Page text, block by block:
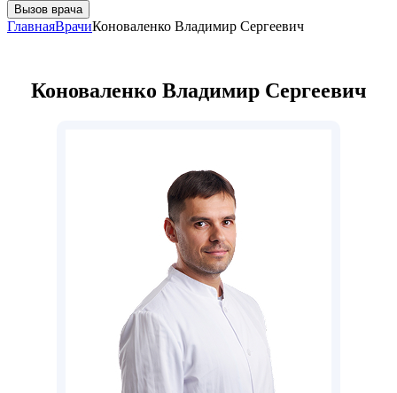
Вызов врача
ГлавнаяВрачиКоноваленко Владимир Сергеевич
Коноваленко Владимир Сергеевич